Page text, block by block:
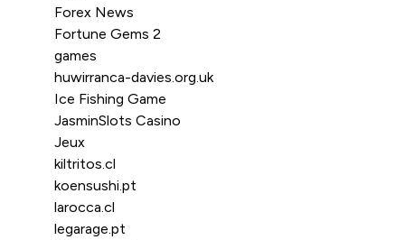
Forex News
Fortune Gems 2
games
huwirranca-davies.org.uk
Ice Fishing Game
JasminSlots Casino
Jeux
kiltritos.cl
koensushi.pt
larocca.cl
legarage.pt